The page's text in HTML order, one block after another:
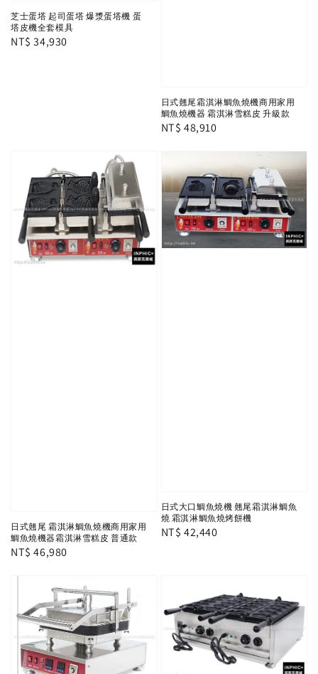
芝士蛋塔 起司蛋塔 爆漿蛋塔機 蛋
塔皮機全套模具
Regular
NT$ 34,930
日式翹尾霜淇淋鯛魚燒機商用家用
鯛魚燒機器 霜淇淋雪糕皮 升級款
Regular
NT$ 48,910
日式翹尾 霜淇淋鯛魚燒機商用家用
鯛魚燒機器霜淇淋雪糕皮 普通款
Regular
NT$ 46,980
日式大口鯛魚燒機 翹尾霜淇淋鯛魚
燒 霜淇淋鯛魚燒烤餅機
Regular
NT$ 42,440